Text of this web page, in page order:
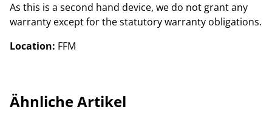
As this is a second hand device, we do not grant any
warranty except for the statutory warranty obligations.
Location: FFM
Ähnliche Artikel